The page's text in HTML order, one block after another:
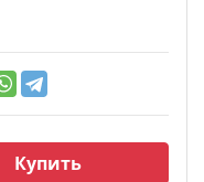
Купить